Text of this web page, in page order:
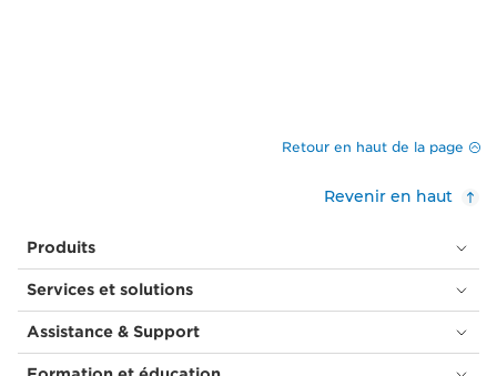
Retour en haut de la page
Revenir en haut
Produits
Services et solutions
Assistance & Support